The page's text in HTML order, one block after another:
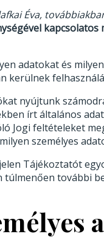
Éva,
adatokat és
kerülnek
nyújtunk
írt általános
Jogi feltételeket
személyes
Tájékoztatót
további